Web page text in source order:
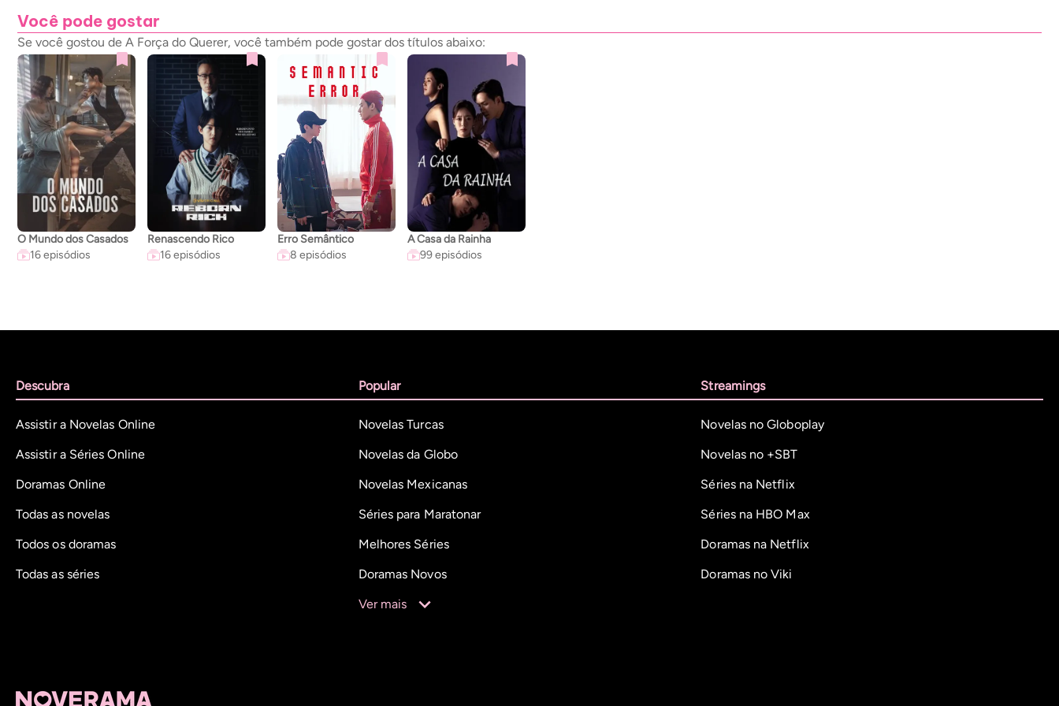
Você pode gostar
Se você gostou de A Força do Querer, você também pode gostar dos títulos abaixo:
O Mundo dos Casados
16 episódios
Renascendo Rico
16 episódios
Erro Semântico
8 episódios
A Casa da Rainha
99 episódios
Descubra
Assistir a Novelas Online
Assistir a Séries Online
Doramas Online
Todas as novelas
Todos os doramas
Todas as séries
Popular
Novelas Turcas
Novelas da Globo
Novelas Mexicanas
Séries para Maratonar
Melhores Séries
Doramas Novos
Ver mais
Streamings
Novelas no Globoplay
Novelas no +SBT
Séries na Netflix
Séries na HBO Max
Doramas na Netflix
Doramas no Viki